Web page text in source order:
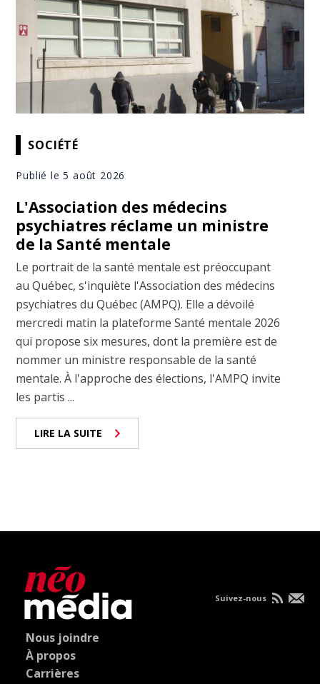
SOCIÉTÉ
Publié le 5 août 2026
L'Association des médecins
psychiatres réclame un ministre
de la Santé mentale
Le portrait de la santé mentale est préoccupant
au Québec, s'inquiète l'Association des médecins
psychiatres du Québec (AMPQ). Elle a dévoilé
mercredi matin la plateforme Santé mentale 2026
qui propose six mesures, dont la première est de
nommer un ministre responsable de la santé
mentale. À l'approche des élections, l'AMPQ invite
les partis ...
LIRE LA SUITE
Nous joindre
À propos
Carrières
Suivez-nous